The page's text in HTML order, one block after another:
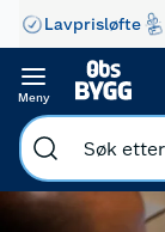
Lavprisløfte
Meny